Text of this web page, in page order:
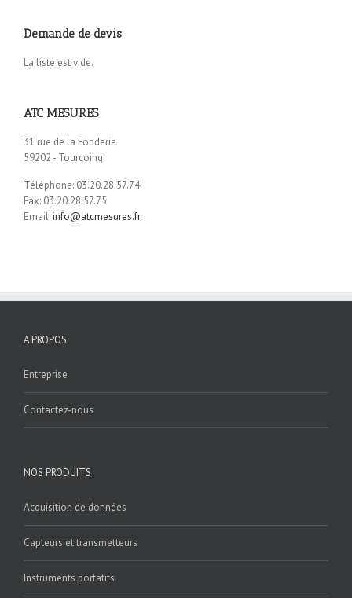
Demande de devis
La liste est vide.
ATC MESURES
31 rue de la Fonderie
59202 - Tourcoing
Téléphone: 03.20.28.57.74
Fax: 03.20.28.57.75
Email:info@atcmesures.fr
A PROPOS
Entreprise
Contactez-nous
NOS PRODUITS
Acquisition de données
Capteurs et transmetteurs
Instruments portatifs